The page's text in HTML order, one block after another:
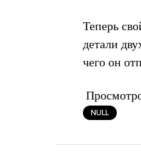
Теперь
детали
чего он
NULL